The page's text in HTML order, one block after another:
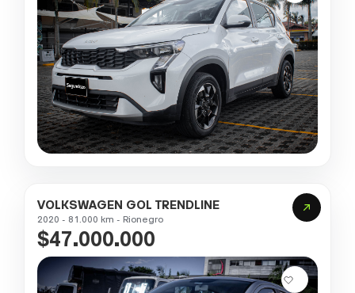
VOLKSWAGEN GOL TRENDLINE
2020 - 81.000 km - Rionegro
$47.000.000